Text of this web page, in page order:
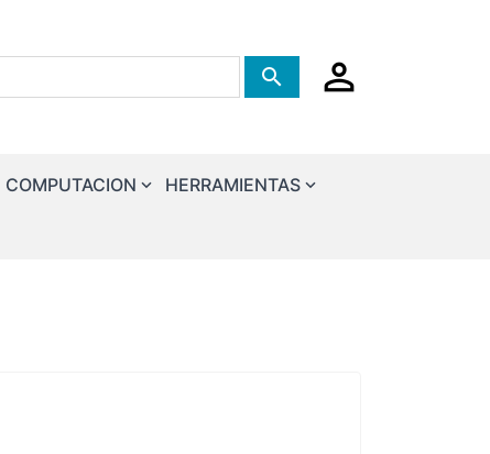
Tienda de busqueda
COMPUTACION
HERRAMIENTAS